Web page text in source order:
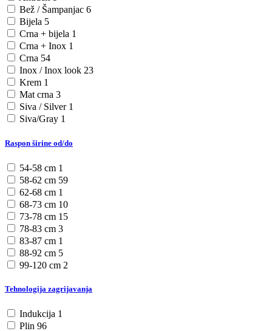
Bež / Šampanjac 6
Bijela 5
Crna + bijela 1
Crna + Inox 1
Crna 54
Inox / Inox look 23
Krem 1
Mat crna 3
Siva / Silver 1
Siva/Gray 1
Raspon širine od/do
54-58 cm 1
58-62 cm 59
62-68 cm 1
68-73 cm 10
73-78 cm 15
78-83 cm 3
83-87 cm 1
88-92 cm 5
99-120 cm 2
Tehnologija zagrijavanja
Indukcija 1
Plin 96